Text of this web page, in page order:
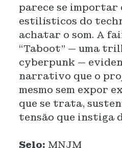
parece se importar
estilísticos do
achatar o som. A
“Taboot” — uma
cyberpunk —
narrativo que o
mesmo sem expor
que se trata,
tensão que instiga
Selo: MNJM